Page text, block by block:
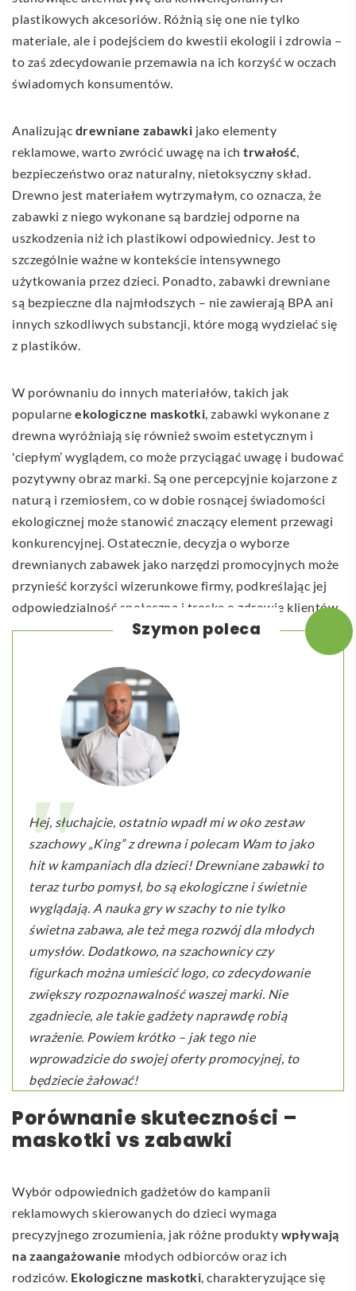
plastikowych akcesoriów. Różnią się one nie tylko
materiale, ale i podejściem do kwestii ekologii i zdrowia –
to zaś zdecydowanie przemawia na ich korzyść w oczach
świadomych konsumentów.
Analizując drewniane zabawki jako elementy
reklamowe, warto zwrócić uwagę na ich trwałość,
bezpieczeństwo oraz naturalny, nietoksyczny skład.
Drewno jest materiałem wytrzymałym, co oznacza, że
zabawki z niego wykonane są bardziej odporne na
uszkodzenia niż ich plastikowi odpowiednicy. Jest to
szczególnie ważne w kontekście intensywnego
użytkowania przez dzieci. Ponadto, zabawki drewniane
są bezpieczne dla najmłodszych – nie zawierają BPA ani
innych szkodliwych substancji, które mogą wydzielać się
z plastików.
W porównaniu do innych materiałów, takich jak
popularne ekologiczne maskotki, zabawki wykonane z
drewna wyróżniają się również swoim estetycznym i
'ciepłym’ wyglądem, co może przyciągać uwagę i budować
pozytywny obraz marki. Są one percepcyjnie kojarzone z
naturą i rzemiosłem, co w dobie rosnącej świadomości
ekologicznej może stanowić znaczący element przewagi
konkurencyjnej. Ostatecznie, decyzja o wyborze
drewnianych zabawek jako narzędzi promocyjnych może
przynieść korzyści wizerunkowe firmy, podkreślając jej
odpowiedzialność społeczną i troskę o zdrowie klientów.
Szymon poleca
Hej, słuchajcie, ostatnio wpadł mi w oko zestaw
szachowy „King” z drewna i polecam Wam to jako
hit w kampaniach dla dzieci! Drewniane zabawki to
teraz turbo pomysł, bo są ekologiczne i świetnie
wyglądają. A nauka gry w szachy to nie tylko
świetna zabawa, ale też mega rozwój dla młodych
umysłów. Dodatkowo, na szachownicy czy
figurkach można umieścić logo, co zdecydowanie
zwiększy rozpoznawalność waszej marki. Nie
zgadniecie, ale takie gadżety naprawdę robią
wrażenie. Powiem krótko – jak tego nie
wprowadzicie do swojej oferty promocyjnej, to
będziecie żałować!
Porównanie skuteczności –
maskotki vs zabawki
Wybór odpowiednich gadżetów do kampanii
reklamowych skierowanych do dzieci wymaga
precyzyjnego zrozumienia, jak różne produkty wpływają
na zaangażowanie młodych odbiorców oraz ich
rodziców. Ekologiczne maskotki, charakteryzujące się